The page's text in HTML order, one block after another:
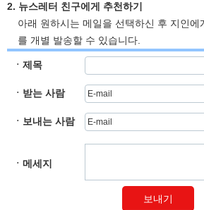
2. 뉴스레터 친구에게 추천하기
아래 원하시는 메일을 선택하신 후 지인에
를 개별 발송할 수 있습니다.
ㆍ제목
ㆍ받는 사람
ㆍ보내는 사람
ㆍ메세지
보내기